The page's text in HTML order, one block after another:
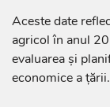
Aceste date
agricol în anul
evaluarea și
economice a țării.